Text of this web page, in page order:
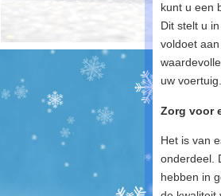
kunt u een
Dit stelt u
voldoet
uw voertuig.
Zorg voor
Het is van
onderdeel.
hebben in